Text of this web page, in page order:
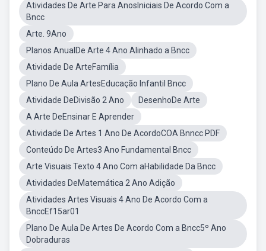
Atividades De Arte Para AnosIniciais De Acordo Com a
Bncc
Arte. 9Ano
Planos AnualDe Arte 4 Ano Alinhado a Bncc
Atividade De ArteFamília
Plano De Aula ArtesEducação Infantil Bncc
Atividade DeDivisão 2 Ano
DesenhoDe Arte
A Arte DeEnsinar E Aprender
Atividade De Artes 1 Ano De AcordoCOA Bnncc PDF
Conteúdo De Artes3 Ano Fundamental Bncc
Arte Visuais Texto 4 Ano Com aHabilidade Da Bncc
Atividades DeMatemática 2 Ano Adição
Atividades Artes Visuais 4 Ano De Acordo Com a
BnccEf15ar01
Plano De Aula De Artes De Acordo Com a Bncc5º Ano
Dobraduras